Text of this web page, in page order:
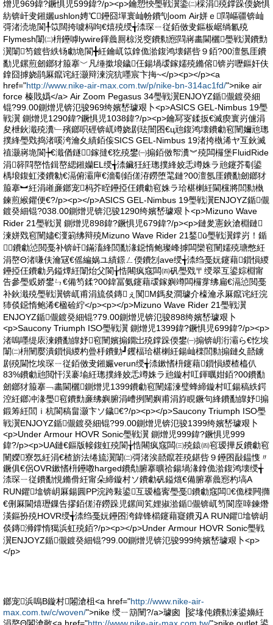
熷児969鍏?鐝惧児599鍏?/p><p>鑰愬悏璺戦瀷鍌㈡棌涓殑鐣跺偄娆惧
紡锛屽叏鎺孋ushlon娉℃鑸囧墠寰屾帉鐨刏oom Air姘ｅ閰嶇疆锛屾
彁渚涜垝閬╀笖闊挎噳杩呴€熺殑绶╅渿琛ㄧ従銆傚叏鏂板崌绱氱殑
Flymesh闈㈡枡鑸嘑lywire鍕曟厠椋涚窔鐨勬惌閰嶈畵閫欐璺戦瀷鐨勯
瀷闈笉鍍呰紩钖勮垝閬╋紝鑰屼笖鎿佹湁鍑鸿壊鍖呰９銆?00澶氬厓鐨
勫児鏍煎劒鎯犲箙搴﹀凡缍撳埌鐬仼鍚堝叆鎵嬬殑鏅傛锛岃嚦鏂奸伕
鎿囧摢娆鹃厤鑹诧紝灏辩湅浣犺嚜宸卞挴~</p><p></p><a
href="http://www.nike-air-max.com.tw/p/nike-bn-314ac1fd/">nike air
force 榛戝嬀</a> Air Zoom Pegasus 34璺戦瀷ENJOYZ鍎儬鍍癸細
锟?99.00鍘熷児锛氾骏969绔嬪嵆璩艰卜<p>ASICS GEL-Nimbus 19璺
戦瀷 鍘熷児1290鍏?鐝惧児1038鍏?/p><p>鑰冩叜鍒扳€滅瘈寰岃儢涓
夋枻鈥濈殑瀵﹂殯鎯呮硜锛屼竴娆剧珐闇囨€ц兘鍑鸿壊鐨勮窇闉嬭兘璁
撲綘璺戣捣渚嗘洿瀹夊績銆侫SICS GEL-Nimbus 19渚挎槸浠ヤ互鈥滅
禃灏嶈垝閬┾€濈偤鐩鎵撻€犵殑鐢㈠搧銆傚帤瀵︾殑闆欏堡FluidRide
涓簳閰嶅悎鍓嶅緦鎺孏EL绶╅渿鑶狅紝璁撲綘姣忎竴姝ラ兘鑳芥劅鍙
楀埌鍑虹溇鐨勨€滆俯灞庘€濇劅銆傞洊鐒堕毣鏈?00澶氬厓鐨勫劒鎯犲
箙搴︼紝涓嶉亷鎯宠杩芥眰鑸掗仼鐨勮窇姝ラ珨椹楋紝閫欓將閭勬槸
鍊煎緱鑺便€?/p><p></p>ASICS GEL-Nimbus 19璺戦瀷ENJOYZ鍎儬
鍍癸細锟?038.00鍘熷児锛氾骏1290绔嬪嵆璩艰卜<p>Mizuno Wave
Rider 21璺戦瀷 鍘熷児898鍏?鐝惧児679鍏?/p><p>鏈夎憲鈥滄棩鏈
湅姘戣窇闉嬧€濅箣绋辩殑Mizuno Wave Rider 21鍫ū璺戦瀷鐣岃！鍎
鐨勮惉閲戞补锛屽鏋滀綘閭勫湪鐚惰鲍璨峰摢闆欒窇闉嬬殑瑭憋紝
涓嶅Θ渚嗛伕瀹冦€傜編娲ユ績鐛ㄥ偄鐨刉ave绶╅渿绉戞妧鑳藉鎻愪緵
鑸掗仼鐨勮叧鎰燂紝闈炲父閬╁悎闀疯窛闆㈣矾璺戣〒绶翠互鍙婃棩甯
告參璺戜娇鐢ㄣ€備笉鍒?00鍏冨氨鑳藉叆鎵嬩竴闆欏牚绋扁€滆惉閲戞
补鈥濈殑璺戦瀷锛屼甫涓旈倓鏄ぇ闃Μ鎷夋澗璩介檺瀹氶厤鑹诧紝浣
犻倓鐚惰鲍浠€楹硷紵</p><p></p>Mizuno Wave Rider 21璺戦瀷
ENJOYZ鍎儬鍍癸細锟?79.00鍘熷児锛氾骏898绔嬪嵆璩艰卜
<p>Saucony Triumph ISO璺戦瀷 鍘熷児1399鍏?鐝惧児699鍏?/p><p>
渚嗚嚜缇庡湅鐨勫皥妤窇闉嬪搧鐗岀殑鐣跺偄鐢㈠搧锛岄洐灞ら€忔埃
闈㈡枡闉嬮潰鎻愪緵杓曡杽鐨勭┛钁楅珨椹楋紝鍚屾檪閭勬搧鏈夊嚭鐪
剧殑閫忔埃琛ㄧ従銆傚叏鎺孍verun绶╅渿鏉愭枡鑳藉鎻愪緵楂橀仈
83%鐨勮兘閲忓洖褰堬紝璁撲綘姣忎竴姝ラ兘鏇村叿鍕曞姏銆?00鐨勫
劒鎯犲箙搴﹁畵閫欐鍘熷児1399鐨勮窇闉嬬湅璧蜂締鏇村叿鍚稿紩鍔
涳紝鎯冲湪璺窇鐨勯亷绋嬩腑涓嶆挒闉嬩甫涓斿睍鐝句綘鐨勫皥妤搧
鍛筹紝閭ｉ杭閬稿畠灏卞ソ鐬€?/p><p></p>Saucony Triumph ISO璺
戦瀷ENJOYZ鍎儬鍍癸細锟?99.00鍘熷児锛氾骏1399绔嬪嵆璩艰卜
<p>Under Armour HOVR Sonic璺戦瀷 鍘熷児999鍏?鐝惧児999
鍏?/p><p>UA鏈€鏂版帹鍑虹殑閬╁悎闀疯窛闆㈢殑鎱㈣窇瑷撶反鐨勮窇
闉嬫寮忥紝涓€楂旂法绻旈瀷闈㈡彁渚涘嚭鑹茬殑鍖呰９鑸囨敮鎾愯〃
鐝俱€侶OVR鏉愭枡鑸嘋harged鐨勪腑搴曠祫鍚堝湪鎿佹湁鍑鸿壊绶╅
渿琛ㄧ従鐨勫悓鏅傦紝甯朵締鏇村ソ鐨勮矾鎰熴€備腑搴曟惌杓塙A
RUN鑺墖锛岄厤鍚圓PP浣跨敤鍙互瑷橀寗璺戞鐨勮窛闆€佹檪闁撱
€侀厤閫熺瓑鏁告摎銆傞洊鐒跺児鏍间笂娌掓湁鍎儬锛屼笉閬庢啈鍊熸
渶鏂扮殑HOVR绶╅渿绉戞妧鑸囨洿鍏锋櫤鑳藉寲鐨刄A RUN鑺墖锛岄
倓鏄浉鐣惰獦浜虹殑銆?/p><p></p>Under Armour HOVR Sonic璺戦
瀷ENJOYZ鍎儬鍍癸細锟?99.00鍘熷児锛氾骏999绔嬪嵆璩艰卜<p>
</p>
鎯宠浜嗚В鏇村闂滄柤<a href="http://www.nike-air-
max.com.tw/c/woven/">nike 绶ㄧ箶闉?/a>璩囪▕娑堟伅鐨勬湅鍙嬶紝